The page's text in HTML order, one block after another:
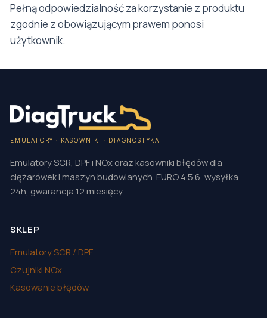
Pełną odpowiedzialność za korzystanie z produktu
zgodnie z obowiązującym prawem ponosi
użytkownik.
EMULATORY · KASOWNIKI · DIAGNOSTYKA
Emulatory SCR, DPF i NOx oraz kasowniki błędów dla
ciężarówek i maszyn budowlanych. EURO 4·5·6, wysyłka
24h, gwarancja 12 miesięcy.
SKLEP
Emulatory SCR / DPF
Czujniki NOx
Kasowanie błędów